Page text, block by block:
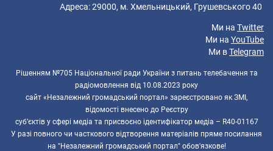
Адреса: 29000, м. Хмельницький, Грушевського 40
Ми на Twitter
Ми на YouTube
Ми вTelegram
Рішенням №705 Національної ради України з питань телебачення та
радіомовлення від 10.08.2023 року
сайт «Незалежний громадський портал» зареєстровано як ЗМІ,
відомості внесено до Реєстру
суб’єктів у сфері медіа та присвоєно ідентифікатор медіа – R40-01167
У разі повного чи часткового відтворення матеріалів пряме посилання
на "Незалежний громадський портал" обов'язкове!